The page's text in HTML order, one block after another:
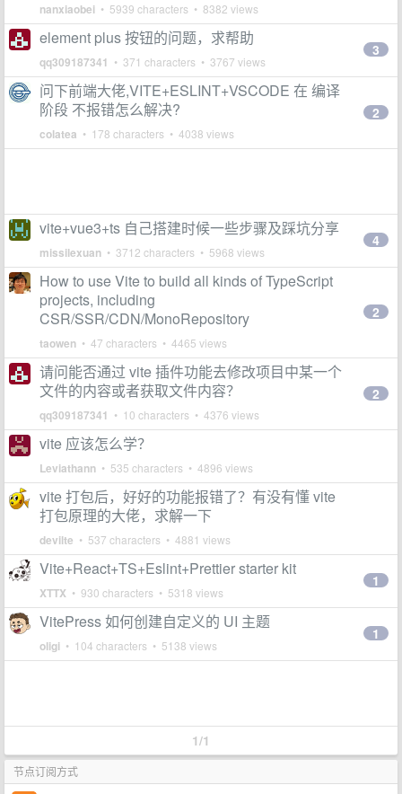
nanxiaobei • 5939 characters • 8382 views
element plus 按钮的问题，求帮助
qq309187341 • 371 characters • 3767 views
3
问下前端大佬,VITE+ESLINT+VSCODE 在 编译
阶段 不报错怎么解决?
colatea • 178 characters • 4038 views
2
vite+vue3+ts 自己搭建时候一些步骤及踩坑分享
missilexuan • 3712 characters • 5968 views
4
How to use Vite to build all kinds of TypeScript
projects, including
CSR/SSR/CDN/MonoRepository
taowen • 47 characters • 4465 views
2
请问能否通过 vite 插件功能去修改项目中某一个
文件的内容或者获取文件内容？
qq309187341 • 10 characters • 4376 views
2
vite 应该怎么学？
Leviathann • 535 characters • 4896 views
vite 打包后，好好的功能报错了？有没有懂 vite
打包原理的大佬，求解一下
devilte • 537 characters • 4881 views
Vite+React+TS+Eslint+Prettier starter kit
XTTX • 930 characters • 5318 views
1
VitePress 如何创建自定义的 UI 主题
oligi • 104 characters • 5138 views
1
1/1
节点订阅方式